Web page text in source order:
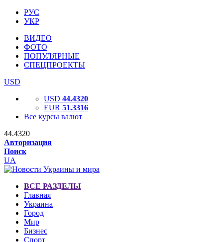
РУС
УКР
ВИДЕО
ФОТО
ПОПУЛЯРНЫЕ
СПЕЦПРОЕКТЫ
USD
USD 44.4320
EUR 51.3316
Все курсы валют
44.4320
Авторизация
Поиск
UA
ВСЕ РАЗДЕЛЫ
Главная
Украина
Город
Мир
Бизнес
Спорт